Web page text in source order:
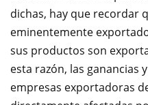
dichas, hay que recordar
eminentemente
sus productos son
esta razón, las ganancias
empresas exportadoras